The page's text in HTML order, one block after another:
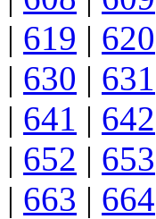
| 619 | 620
| 630 | 631
| 641 | 642
| 652 | 653
| 663 | 664